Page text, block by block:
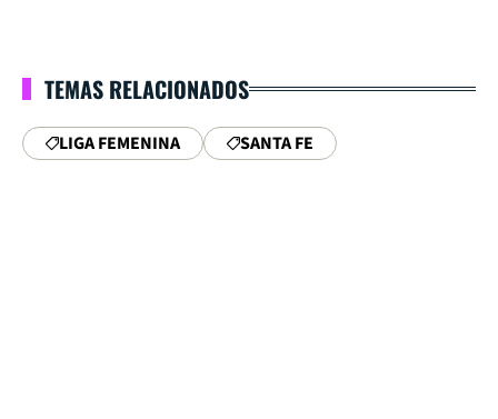
TEMAS RELACIONADOS
LIGA FEMENINA SANTA FE